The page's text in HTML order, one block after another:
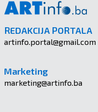
REDAKCIJA PORTALA
artinfo.portal@gmail.com
Marketing
marketing@artinfo.ba